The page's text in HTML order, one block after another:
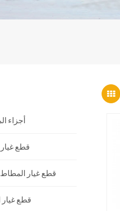
أجزاء
قطع
قطع غيار
قطع غيار